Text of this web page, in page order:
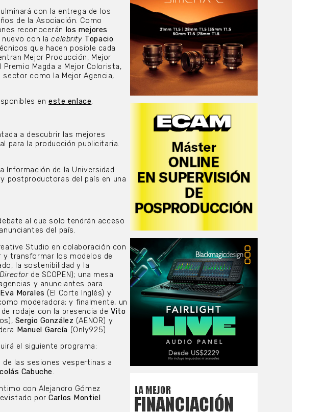
con la entrega de los
de la Asociación. Como
reconocerán los mejores
nuevo con lacelebrity Topacio
que hacen posible cada
Mejor Producción, Mejor
Magda a Mejor Colorista,
como la Mejor Agencia,
eneste enlace.
a descubrir las mejores
para la producción publicitaria.
Información de la Universidad
postproductoras del país en una
al que solo tendrán acceso
del país.
Studio en colaboración con
y transformar los modelos de
la sostenibilidad y la
de SCOPEN); una mesa
y anunciantes para
Eva Morales (El Corte Inglés) y
moderadora; y finalmente, un
rodaje con la presencia deVito
Sergio González (AENOR) y
Manuel García (Only925).
el siguiente programa:
las sesiones vespertinas a
Cabuche.
con Alejandro Gómez
porCarlos Montiel